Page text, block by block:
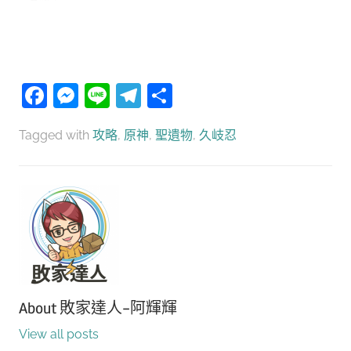
Facebook
Messenger
LineTelegram
Tagged with 攻略, 原神, 聖遺物, 久岐忍
About 敗家達人-阿輝輝
View all posts